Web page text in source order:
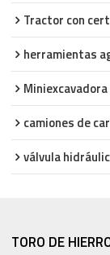
Tractor con
herramientas
Miniexcavadora
camiones de
válvula
TORO DE